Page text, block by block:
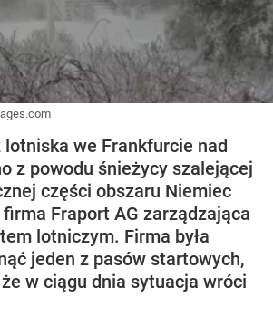
lotniska we Frankfurcie nad
z powodu śnieżycy szalejącej
części obszaru Niemiec
Fraport AG zarządzająca
lotniczym. Firma była
jeden z pasów startowych,
w ciągu dnia sytuacja wróci